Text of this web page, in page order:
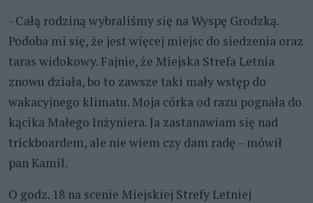
- Całą rodziną wybraliśmy się na Wyspę Grodzką.
Podoba mi się, że jest więcej miejsc do siedzenia oraz
taras widokowy. Fajnie, że Miejska Strefa Letnia
znowu działa, bo to zawsze taki mały wstęp do
wakacyjnego klimatu. Moja córka od razu pognała do
kącika Małego Inżyniera. Ja zastanawiam się nad
trickboardem, ale nie wiem czy dam radę – mówił
pan Kamil.
O godz. 18 na scenie Miejskiej Strefy Letniej